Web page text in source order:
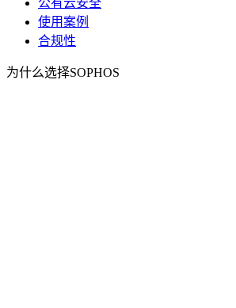
公有云安全
使用案例
合规性
为什么选择SOPHOS